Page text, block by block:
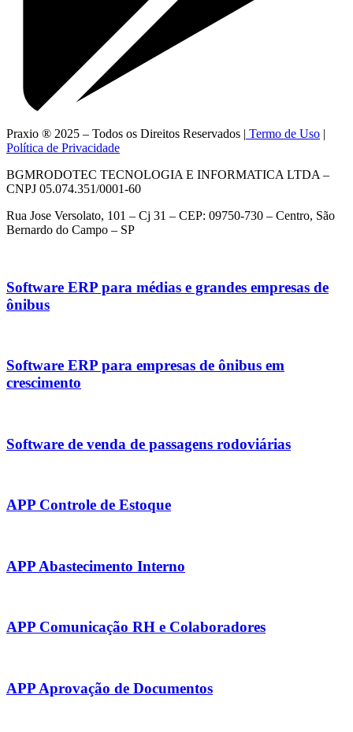
Praxio ® 2025 – Todos os Direitos Reservados | Termo de Uso |
Política de Privacidade
BGMRODOTEC TECNOLOGIA E INFORMATICA LTDA –
CNPJ 05.074.351/0001-60
Rua Jose Versolato, 101 – Cj 31 – CEP: 09750-730 – Centro, São
Bernardo do Campo – SP
Software ERP para médias e grandes empresas de
ônibus
Software ERP para empresas de ônibus em
crescimento
Software de venda de passagens rodoviárias
APP Controle de Estoque
APP Abastecimento Interno
APP Comunicação RH e Colaboradores
APP Aprovação de Documentos